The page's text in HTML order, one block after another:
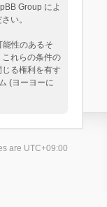
Group によ
い。
性のあるそ
れらの条件の
る権利を有す
(ヨーヨーに
are UTC+09:00